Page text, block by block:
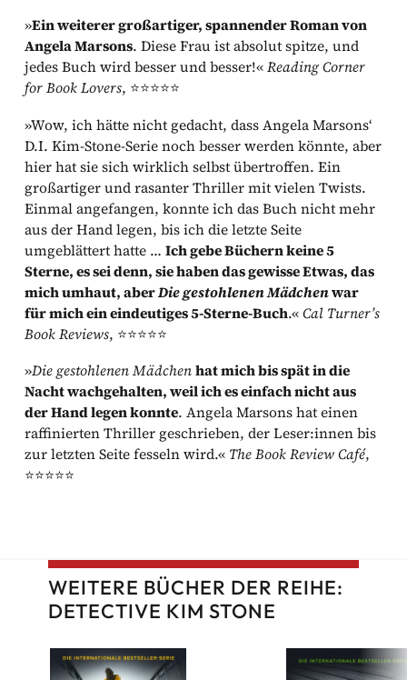
»Ein weiterer großartiger, spannender Roman von
Angela Marsons. Diese Frau ist absolut spitze, und
jedes Buch wird besser und besser!«Reading Corner
for Book Lovers, ⭐⭐⭐⭐⭐
»Wow, ich hätte nicht gedacht, dass Angela Marsons‘
D.I. Kim-Stone-Serie noch besser werden könnte, aber
hier hat sie sich wirklich selbst übertroffen. Ein
großartiger und rasanter Thriller mit vielen Twists.
Einmal angefangen, konnte ich das Buch nicht mehr
aus der Hand legen, bis ich die letzte Seite
umgeblättert hatte …Ich gebe Büchern keine 5
Sterne, es sei denn, sie haben das gewisse Etwas, das
mich umhaut, aberDie gestohlenen Mädchenwar
für mich ein eindeutiges 5-Sterne-Buch.«Cal Turner’s
Book Reviews, ⭐⭐⭐⭐⭐
»Die gestohlenen Mädchenhat mich bis spät in die
Nacht wachgehalten, weil ich es einfach nicht aus
der Hand legen konnte. Angela Marsons hat einen
raffinierten Thriller geschrieben, der Leser:innen bis
zur letzten Seite fesseln wird.« The Book Review Café,
⭐⭐⭐⭐⭐
WEITERE BÜCHER DER REIHE:
DETECTIVE KIM STONE